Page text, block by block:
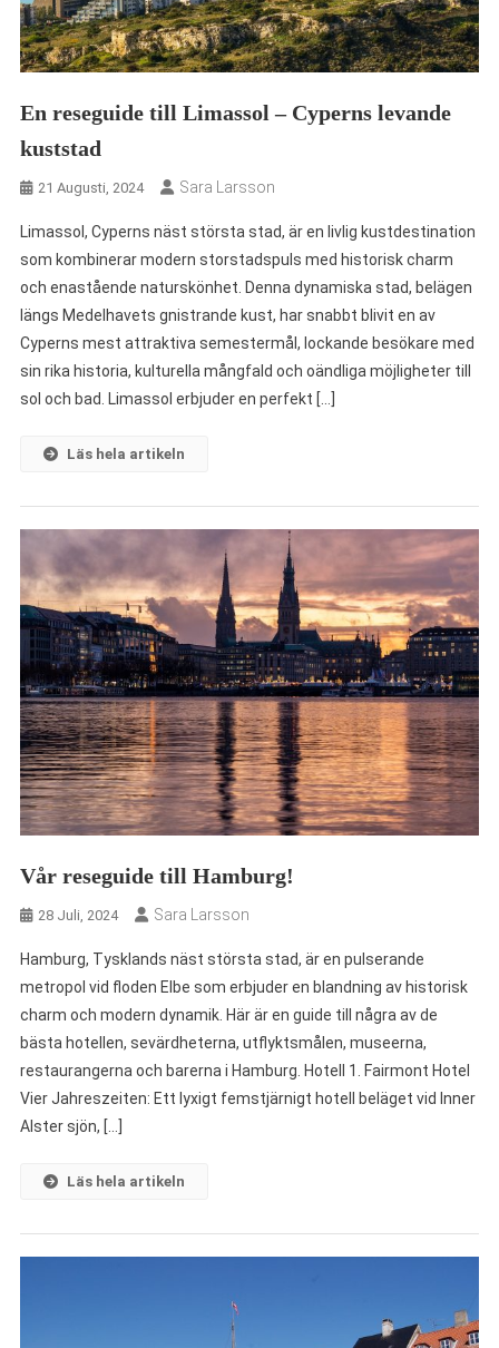
En reseguide till Limassol – Cyperns levande
kuststad
21 Augusti, 2024 Sara Larsson
Limassol, Cyperns näst största stad, är en livlig kustdestination
som kombinerar modern storstadspuls med historisk charm
och enastående naturskönhet. Denna dynamiska stad, belägen
längs Medelhavets gnistrande kust, har snabbt blivit en av
Cyperns mest attraktiva semestermål, lockande besökare med
sin rika historia, kulturella mångfald och oändliga möjligheter till
sol och bad. Limassol erbjuder en perfekt […]
Läs hela artikeln
Vår reseguide till Hamburg!
28 Juli, 2024 Sara Larsson
Hamburg, Tysklands näst största stad, är en pulserande
metropol vid floden Elbe som erbjuder en blandning av historisk
charm och modern dynamik. Här är en guide till några av de
bästa hotellen, sevärdheterna, utflyktsmålen, museerna,
restaurangerna och barerna i Hamburg. Hotell 1. Fairmont Hotel
Vier Jahreszeiten: Ett lyxigt femstjärnigt hotell beläget vid Inner
Alster sjön, […]
Läs hela artikeln